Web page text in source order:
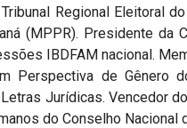
Regional Eleitoral
(MPPR). Presidente
IBDFAM nacional.
Perspectiva de Gênero
Jurídicas. Vencedor
do Conselho Nacional